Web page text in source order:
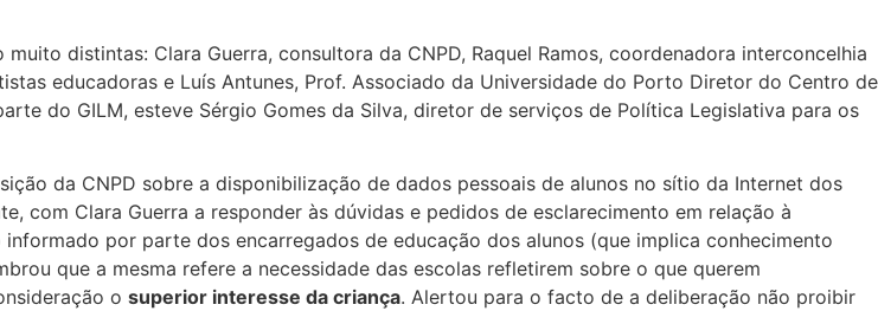
distintas: Clara Guerra, consultora da CNPD, Raquel Ramos, coordenadora interconcelhia
educadoras e Luís Antunes, Prof. Associado da Universidade do Porto Diretor do Centro de
do GILM, esteve Sérgio Gomes da Silva, diretor de serviços de Política Legislativa para os
da CNPD sobre a disponibilização de dados pessoais de alunos no sítio da Internet dos
com Clara Guerra a responder às dúvidas e pedidos de esclarecimento em relação à
por parte dos encarregados de educação dos alunos (que implica conhecimento
que a mesma refere a necessidade das escolas refletirem sobre o que querem
o superior interesse da criança. Alertou para o facto de a deliberação não proibir